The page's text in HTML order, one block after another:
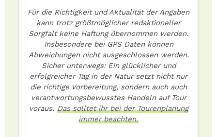
Für die Richtigkeit und Aktualität der Angaben
kann trotz größtmöglicher redaktioneller
Sorgfalt keine Haftung übernommen werden.
Insbesondere bei GPS Daten können
Abweichungen nicht ausgeschlossen werden.
Sicher unterwegs: Ein glücklicher und
erfolgreicher Tag in der Natur setzt nicht nur
die richtige Vorbereitung, sondern auch auch
verantwortungsbewusstes Handeln auf Tour
voraus. Das solltet ihr bei der Tourenplanung
immer beachten.